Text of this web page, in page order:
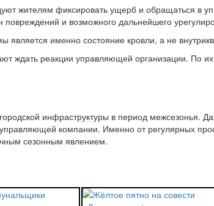
жителям фиксировать ущерб и обращаться в
и возможного дальнейшего
является именно состояние кровли, а не
реакции управляющей организации. По
инфраструктуры в период межсезонья.
компании. Именно от регулярных
сезонным явлением.